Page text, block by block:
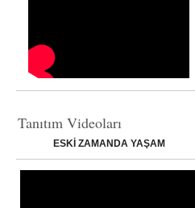
Tanıtım Videoları
ESKİ ZAMANDA YAŞAM